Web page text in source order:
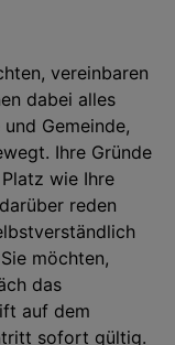
vereinbaren
dabei alles
Gemeinde,
Ihre Gründe
wie Ihre
reden
möchten,
das
auf dem
sofort gültig.